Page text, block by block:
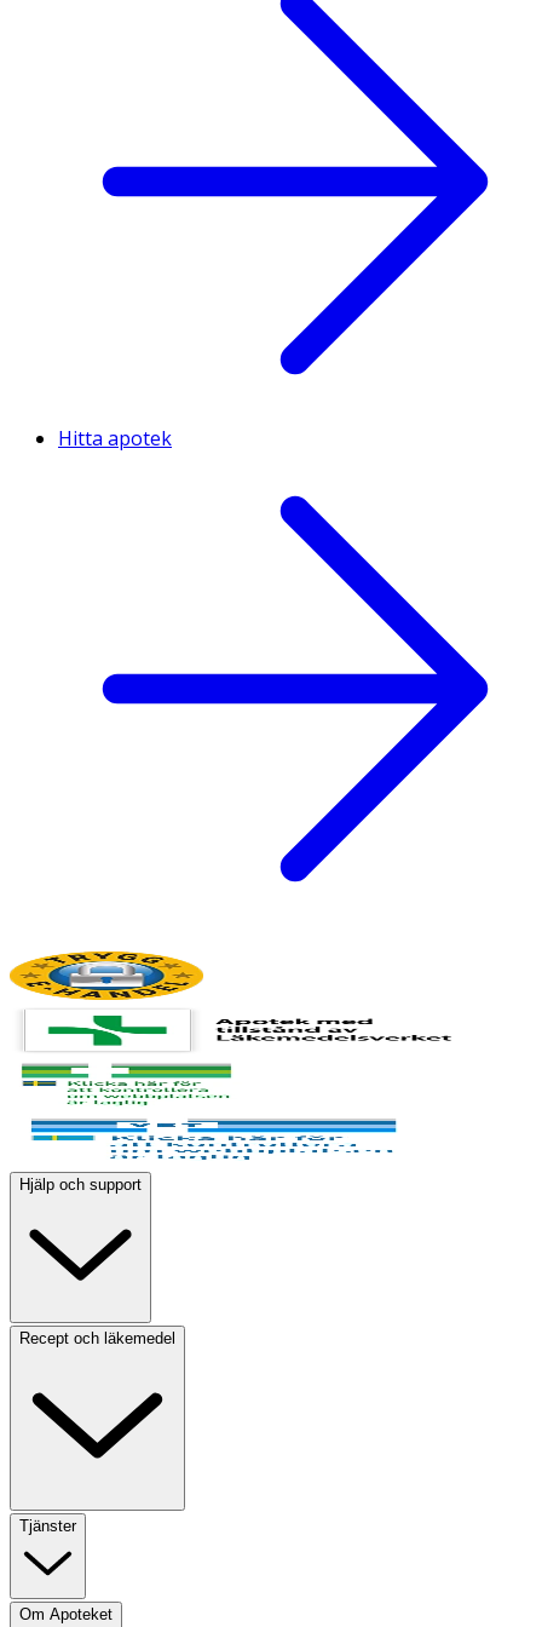
Hitta apotek
Hjälp och support
Recept och läkemedel
Tjänster
Om Apoteket